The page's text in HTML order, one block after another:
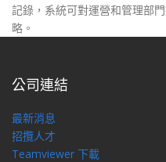
記錄，系統可對運營和管理部
略。
公司連結
最新消息
招攬人才
Teamviewer 下載